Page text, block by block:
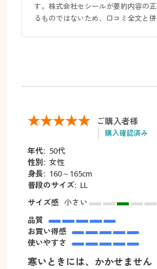
す。株式会社セシールが要約内容の
るものではないため、口コミ全文と
ご購入者様
購入確認済み
年代: 50代
性別: 女性
身長: 160～165cm
普段のサイズ: LL
サイズ感 小さい
品質
お買い得感
使いやすさ
寒いときには、かかせません